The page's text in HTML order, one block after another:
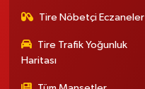
Tire Nöbetçi Eczaneler
Tire Trafik Yoğunluk
Haritası